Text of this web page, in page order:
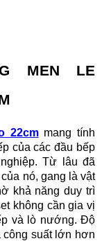
MEN LE
22cmmang tính
của các đầu bếp
Từ lâu đã
nó, gang là vật
khả năng duy trì
không cần gia vị
và lò nướng. Độ
công suất lớn hơn